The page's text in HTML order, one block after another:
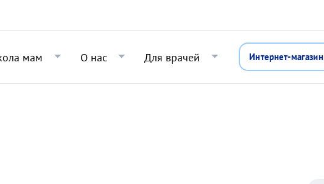
мам О нас Для врачей Интернет-магазин